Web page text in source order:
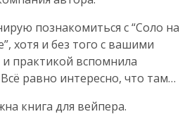
познакомиться с “Соло на
хотя и без того с вашими
практикой вспомнила
Всё равно интересно, что там…
книга для вейпера.